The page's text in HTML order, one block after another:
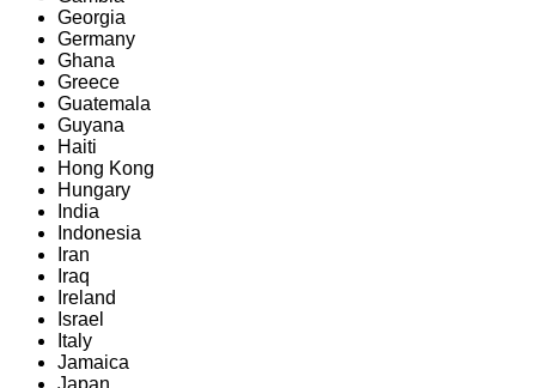
Georgia
Germany
Ghana
Greece
Guatemala
Guyana
Haiti
Hong Kong
Hungary
India
Indonesia
Iran
Iraq
Ireland
Israel
Italy
Jamaica
Japan